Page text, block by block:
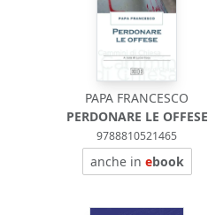
PAPA FRANCESCO
PERDONARE LE OFFESE
9788810521465
anche in ebook